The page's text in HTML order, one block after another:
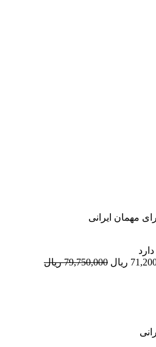
مهمان ایرانی
دارد
ریال
79,750,000 ریال